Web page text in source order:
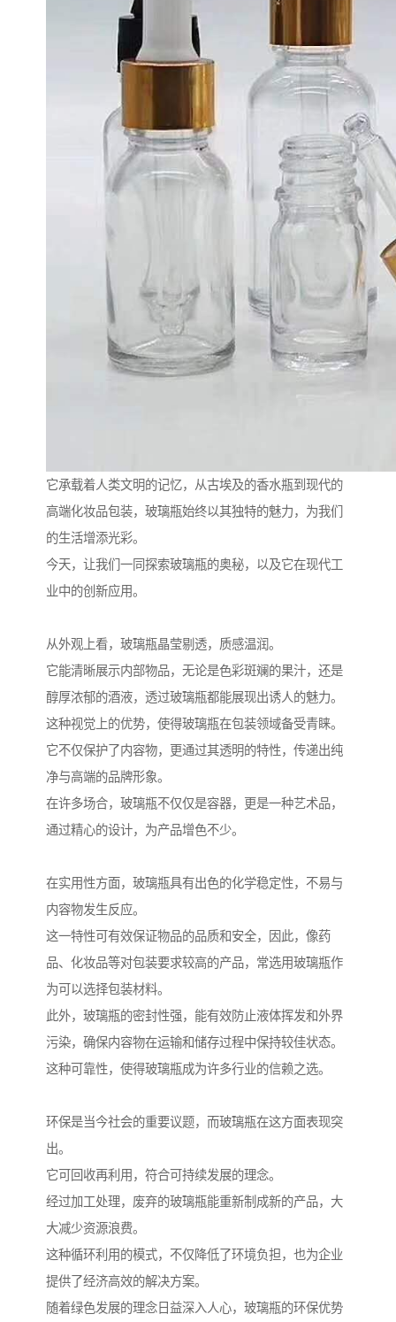
它承载着人类文明的记忆，从古埃及的香水瓶到现代的
高端化妆品包装，玻璃瓶始终以其独特的魅力，为我们
的生活增添光彩。
今天，让我们一同探索玻璃瓶的奥秘，以及它在现代工
业中的创新应用。
从外观上看，玻璃瓶晶莹剔透，质感温润。
它能清晰展示内部物品，无论是色彩斑斓的果汁，还是
醇厚浓郁的酒液，透过玻璃瓶都能展现出诱人的魅力。
这种视觉上的优势，使得玻璃瓶在包装领域备受青睐。
它不仅保护了内容物，更通过其透明的特性，传递出纯
净与高端的品牌形象。
在许多场合，玻璃瓶不仅仅是容器，更是一种艺术品，
通过精心的设计，为产品增色不少。
在实用性方面，玻璃瓶具有出色的化学稳定性，不易与
内容物发生反应。
这一特性可有效保证物品的品质和安全，因此，像药
品、化妆品等对包装要求较高的产品，常选用玻璃瓶作
为可以选择包装材料。
此外，玻璃瓶的密封性强，能有效防止液体挥发和外界
污染，确保内容物在运输和储存过程中保持较佳状态。
这种可靠性，使得玻璃瓶成为许多行业的信赖之选。
环保是当今社会的重要议题，而玻璃瓶在这方面表现突
出。
它可回收再利用，符合可持续发展的理念。
经过加工处理，废弃的玻璃瓶能重新制成新的产品，大
大减少资源浪费。
这种循环利用的模式，不仅降低了环境负担，也为企业
提供了经济高效的解决方案。
随着绿色发展的理念日益深入人心，玻璃瓶的环保优势